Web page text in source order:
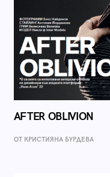
AFTER OBLIVION
ОТ КРИСТИЯНА БУРДЕВА